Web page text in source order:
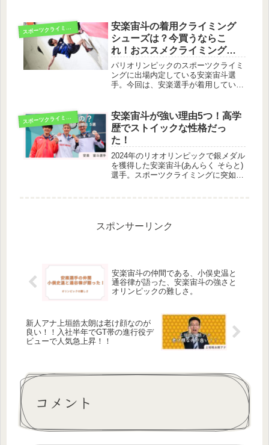
グ・リード・スピードの3つの複合種
目として実施されます。筆者今...
ス
ポーツクライミング
安楽宙斗の着用クライミング
シューズは？今買うならこ
れ！おススメクライミングシ
ューズ３選。
パリオリンピックのスポーツクライミ
ングに出場内定している安楽宙斗選
手。今回は、安楽選手が着用している
ーズ安楽選手が使用しているクライミ
ングシューズは2種類あります。それ
ぞれ...
ス
ポーツクライミング
安楽宙斗が強い理由5つ！高学
歴でストイックな性格だっ
た！
2024年のリオオリンピックで銀メダル
を獲得した安楽宙斗(あんらく そらと)
選手。スポーツクライミングに突如と
スポンサーリンク
安楽宙斗の仲間である、小俣史温と
通谷律が語った、安楽宙斗の強さと
オリンピックの難しさ。
新人アナ上垣皓太朗は老け顔なのが
良い！！入社半年でGT帯の進行役デ
ビューで人気急上昇！！
コメント